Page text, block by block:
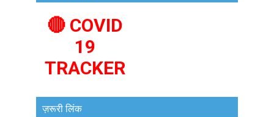
🔴 COVID
19
TRACKER
ज़रूरी लिंक